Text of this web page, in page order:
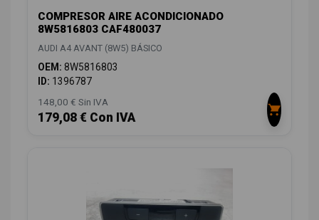
COMPRESOR AIRE ACONDICIONADO
8W5816803 CAF480037
AUDI A4 AVANT (8W5) BÁSICO
OEM: 8W5816803
ID: 1396787
148,00 € Sin IVA
179,08 € Con IVA